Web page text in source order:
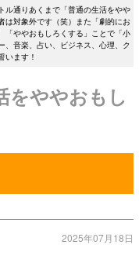
ル通りあくまで「普通の生活をやや
は対象外です（笑）また「劇的にお
「ややおもしろくする」ことで「小
、音楽、占い、ビジネス、心理、ク
います！
をややおもし
2025年07月18日